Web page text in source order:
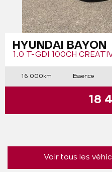
HYUNDAI BAYON
1.0 T-GDI 100CH
16 000km Essence
18
Voir tous les